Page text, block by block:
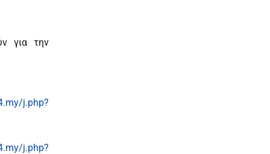
για την
j.php?
j.php?